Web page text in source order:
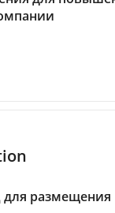
размещения